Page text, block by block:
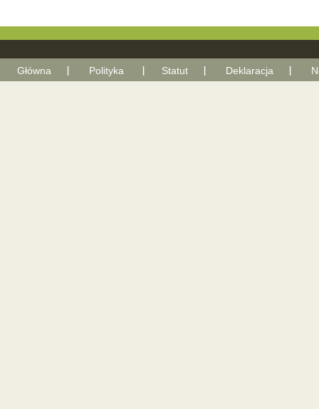
Główna Polityka Statut Deklaracja With